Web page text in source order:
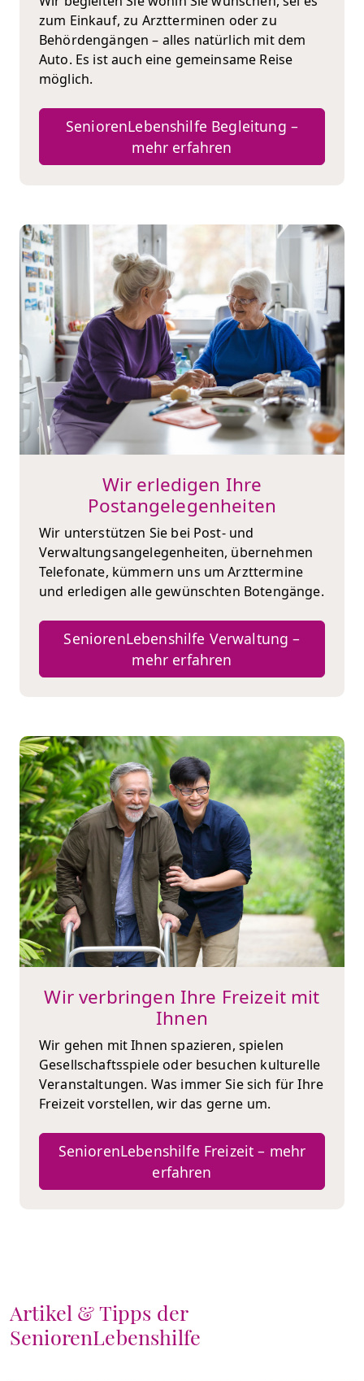
zum Einkauf, zu Arztterminen oder zu
Behördengängen – alles natürlich mit dem
Auto. Es ist auch eine gemeinsame Reise
möglich.
SeniorenLebenshilfe Begleitung –
mehr erfahren
Wir erledigen Ihre
Postangelegenheiten
Wir unterstützen Sie bei Post- und
Verwaltungsangelegenheiten, übernehmen
Telefonate, kümmern uns um Arzttermine
und erledigen alle gewünschten Botengänge.
SeniorenLebenshilfe Verwaltung –
mehr erfahren
Wir verbringen Ihre Freizeit mit
Ihnen
Wir gehen mit Ihnen spazieren, spielen
Gesellschaftsspiele oder besuchen kulturelle
Veranstaltungen. Was immer Sie sich für Ihre
Freizeit vorstellen, wir das gerne um.
SeniorenLebenshilfe Freizeit – mehr
erfahren
Artikel & Tipps der
SeniorenLebenshilfe